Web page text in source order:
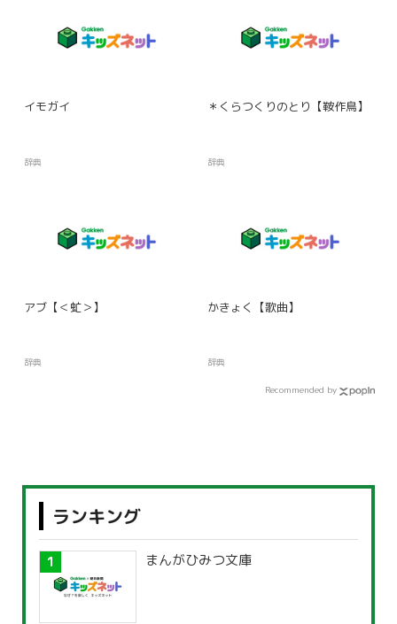
イモガイ
辞典
＊くらつくりのとり【鞍作鳥】
辞典
アブ【＜虻＞】
辞典
かきょく【歌曲】
辞典
Recommended by
ランキング
まんがひみつ文庫